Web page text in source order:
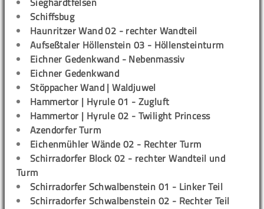
Schiffsbug
Haunritzer Wand 02 - rechter Wandteil
Aufseßtaler Höllenstein 03 - Höllensteinturm
Eichner Gedenkwand - Nebenmassiv
Eichner Gedenkwand
Stöppacher Wand | Waldjuwel
Hammertor | Hyrule 01 - Zugluft
Hammertor | Hyrule 02 - Twilight Princess
Azendorfer Turm
Eichenmühler Wände 02 - Rechter Turm
Schirradorfer Block 02 - rechter Wandteil und
Turm
Schirradorfer Schwalbenstein 01 - Linker Teil
Schirradorfer Schwalbenstein 02 - Rechter Teil